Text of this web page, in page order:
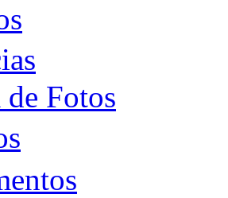
Fotos